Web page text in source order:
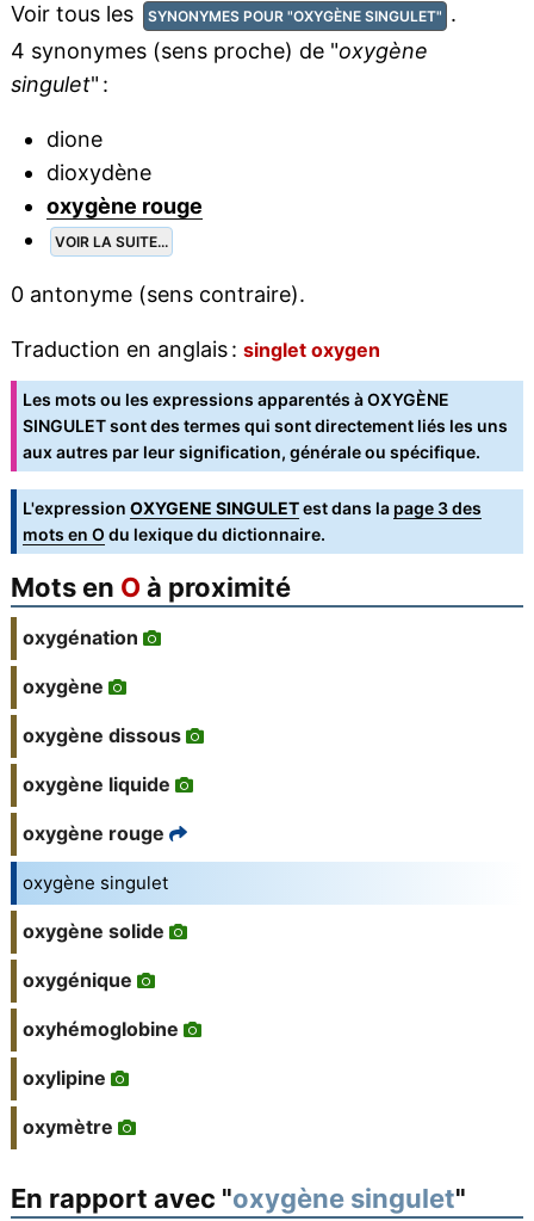
Voir tous les SYNONYMES POUR "OXYGÈNE SINGULET" .
4 synonymes (sens proche) de "oxygène
singulet" :
dione
dioxydène
oxygène rouge
VOIR LA SUITE...
0 antonyme (sens contraire).
Traduction en anglais : singlet oxygen
Les mots ou les expressions apparentés à OXYGÈNE
SINGULET sont des termes qui sont directement liés les uns
aux autres par leur signification, générale ou spécifique.
L'expression OXYGENE SINGULETest dans la page 3 des
mots en O du lexique du dictionnaire.
Mots en O à proximité
oxygénation
oxygène
oxygène dissous
oxygène liquide
oxygène rouge
oxygène singulet
oxygène solide
oxygénique
oxyhémoglobine
oxylipine
oxymètre
En rapport avec "oxygène singulet"